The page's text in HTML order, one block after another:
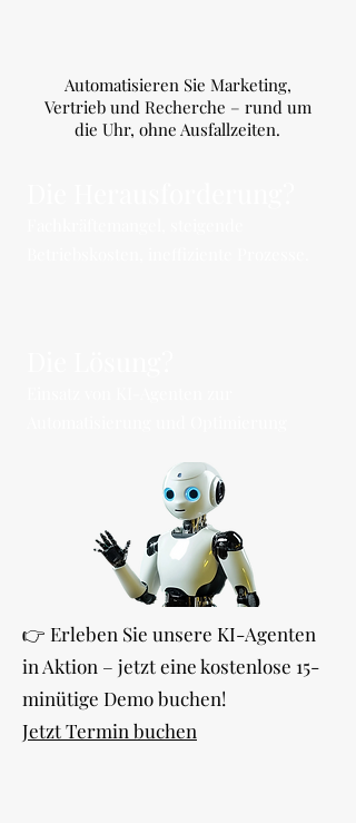
Automatisieren Sie Marketing,
Vertrieb und Recherche – rund um
die Uhr, ohne Ausfallzeiten.
👉 Erleben Sie unsere KI-Agenten
in Aktion – jetzt eine kostenlose 15-
minütige Demo buchen!
Jetzt Termin buchen